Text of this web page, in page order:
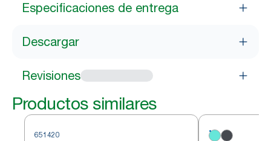
Especificaciones de entrega
Descargar
Revisiones
Productos similares
651420